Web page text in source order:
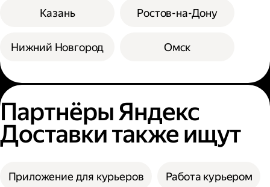
Казань
Нижний Новгород
Ростов-на-Дону
Омск
Партнёры Яндекс
Доставки также ищут
Приложение для курьеров Работа курьером